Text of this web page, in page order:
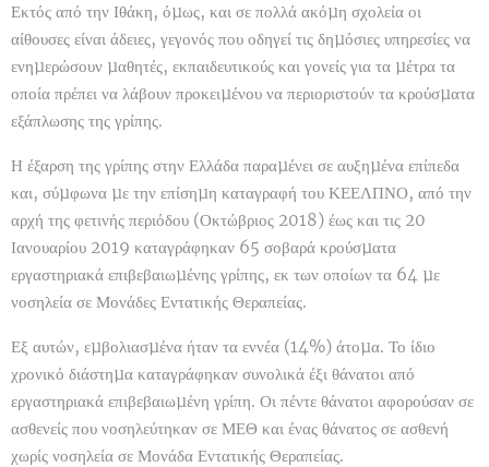
Εκτός από την Ιθάκη, όµως, και σε πολλά ακόµη σχολεία οι
αίθουσες είναι άδειες, γεγονός που οδηγεί τις δηµόσιες υπηρεσίες να
ενηµερώσουν µαθητές, εκπαιδευτικούς και γονείς για τα µέτρα τα
οποία πρέπει να λάβουν προκειµένου να περιοριστούν τα κρούσµατα
εξάπλωσης της γρίπης.
Η έξαρση της γρίπης στην Ελλάδα παραµένει σε αυξηµένα επίπεδα
και, σύµφωνα µε την επίσηµη καταγραφή του ΚΕΕΛΠΝΟ, από την
αρχή της φετινής περιόδου (Οκτώβριος 2018) έως και τις 20
Ιανουαρίου 2019 καταγράφηκαν 65 σοβαρά κρούσµατα
εργαστηριακά επιβεβαιωµένης γρίπης, εκ των οποίων τα 64 µε
νοσηλεία σε Μονάδες Εντατικής Θεραπείας.
Εξ αυτών, εµβολιασµένα ήταν τα εννέα (14%) άτοµα. Το ίδιο
χρονικό διάστηµα καταγράφηκαν συνολικά έξι θάνατοι από
εργαστηριακά επιβεβαιωµένη γρίπη. Οι πέντε θάνατοι αφορούσαν σε
ασθενείς που νοσηλεύτηκαν σε ΜΕΘ και ένας θάνατος σε ασθενή
χωρίς νοσηλεία σε Μονάδα Εντατικής Θεραπείας.